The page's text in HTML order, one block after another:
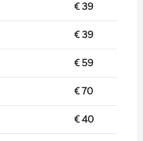
€ 39
€ 39
€ 59
€ 70
€ 40